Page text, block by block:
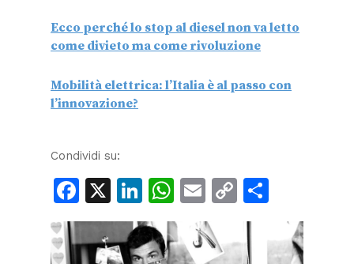
Ecco perché lo stop al diesel non va letto
come divieto ma come rivoluzione
Mobilità elettrica: l’Italia è al passo con
l’innovazione?
Condividi su:
Facebook
X LinkedIn
WhatsApp
Email
Copy
Link